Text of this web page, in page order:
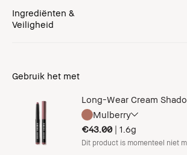
Ingrediënten &
Veiligheid
Gebruik het met
Long-Wear Cream
Mulberry
€43.00 | 1.6g
Dit product is momenteel niet